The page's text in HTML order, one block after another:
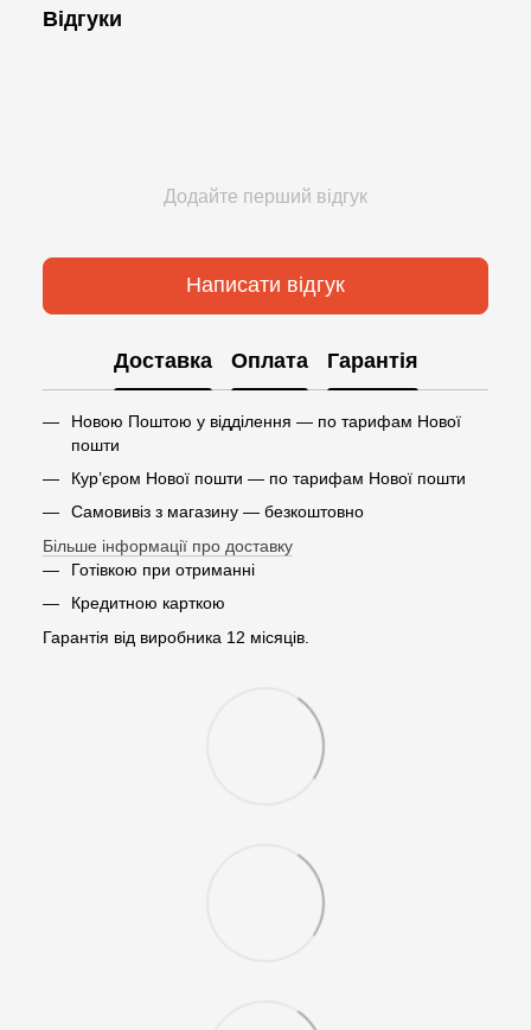
Відгуки
Додайте перший відгук
Написати відгук
Доставка Оплата Гарантія
Новою Поштою у відділення — по тарифам Нової
пошти
Кур’єром Нової пошти — по тарифам Нової пошти
Самовивіз з магазину — безкоштовно
Більше інформації про доставку
Готівкою при отриманні
Кредитною карткою
Гарантія від виробника 12 місяців.